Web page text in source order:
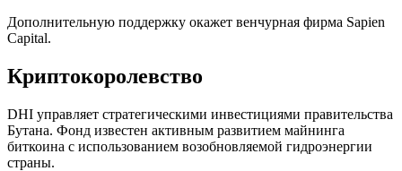
Дополнительную поддержку окажет венчурная фирма Sapien
Capital.
Криптокоролевство
DHI управляет стратегическими инвестициями правительства
Бутана. Фонд известен активным развитием майнинга
биткоина с использованием возобновляемой гидроэнергии
страны.